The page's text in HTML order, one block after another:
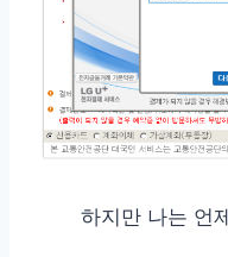
하지만 나는 언